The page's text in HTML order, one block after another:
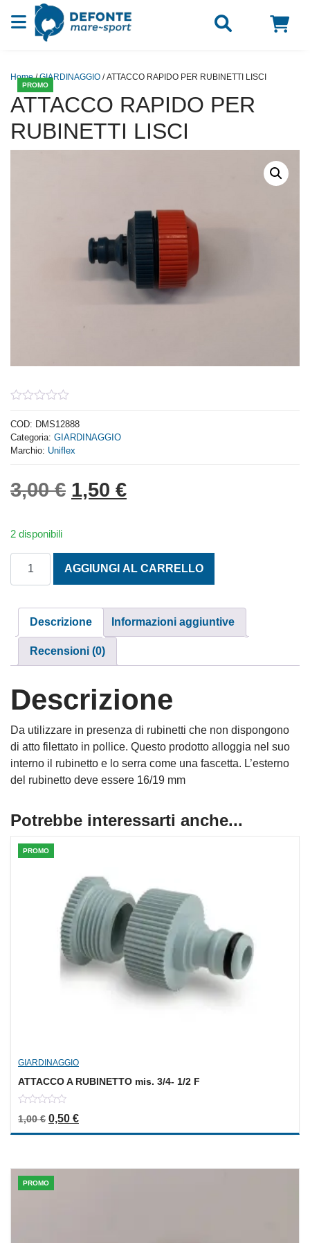
Vai al contenuto
PROMO
Home/GIARDINAGGIO / ATTACCO RAPIDO PER RUBINETTI LISCI
ATTACCO RAPIDO PER
RUBINETTI LISCI
out
of
5
COD: DMS12888
Categoria: GIARDINAGGIO
Marchio: Uniflex
3,00€ Il prezzo originale era:
1,50 €Il prezzo attuale è:
2 disponibili
AGGIUNGI AL CARRELLO
Descrizione Informazioni aggiuntive
Recensioni (0)
Descrizione
Da utilizzare in presenza di rubinetti che non dispongono
di atto filettato in pollice. Questo prodotto alloggia nel suo
interno il rubinetto e lo serra come una fascetta. L’esterno
del rubinetto deve essere 16/19 mm
Potrebbe interessarti anche...
PROMO
GIARDINAGGIO
ATTACCO A RUBINETTO mis. 3/4- 1/2 F
out
of
1,00€ Il prezzo originale era: 1,00 €.
0,50 €Il prezzo attuale è: 0,50 €.
PROMO